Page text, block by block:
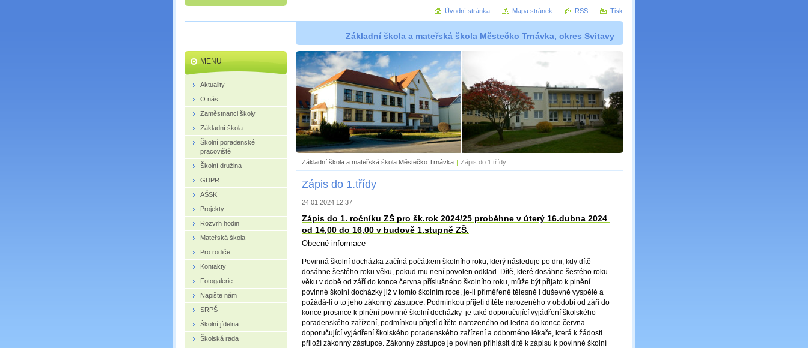
Základní škola a mateřská škola Městečko Trnávka, okres Svitavy
Základní škola a mateřská škola Městečko Trnávka | Zápis do 1.třídy
Zápis do 1.třídy
24.01.2024 12:37
Zápis do 1. ročníku ZŠ pro šk.rok 2024/25 proběhne v úterý 16.dubna 2024
od 14,00 do 16,00 v budově 1.stupně ZŠ.
Obecné informace
Povinná školní docházka začíná počátkem školního roku, který následuje po dni, kdy dítě
dosáhne šestého roku věku, pokud mu není povolen odklad. Dítě, které dosáhne šestého roku
věku v době od září do konce června příslušného školního roku, může být přijato k plnění
povinné školní docházky již v tomto školním roce, je-li přiměřeně tělesně i duševně vyspělé a
požádá-li o to jeho zákonný zástupce. Podmínkou přijetí dítěte narozeného v období od září do
konce prosince k plnění povinné školní docházky je také doporučující vyjádření školského
poradenského zařízení, podmínkou přijetí dítěte narozeného od ledna do konce června
doporučující vyjádření školského poradenského zařízení a odborného lékaře, která k žádosti
přiloží zákonný zástupce. Zákonný zástupce je povinen přihlásit dítě k zápisu k povinné školní
MENU
Aktuality
O nás
Zaměstnanci školy
Základní škola
Školní poradenské
pracoviště
Školní družina
GDPR
AŠSK
Projekty
Rozvrh hodin
Mateřská škola
Pro rodiče
Kontakty
Fotogalerie
Napište nám
SRPŠ
Školní jídelna
Školská rada
Úvodní stránka Mapa stránek RSS Tisk